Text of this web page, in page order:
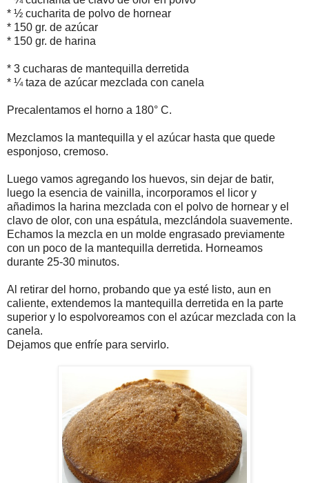
* ½ cucharita de polvo de hornear
* 150 gr. de azúcar
* 150 gr. de harina
* 3 cucharas de mantequilla derretida
* ¼ taza de azúcar mezclada con canela
Precalentamos el horno a 180° C.
Mezclamos la mantequilla y el azúcar hasta que quede
esponjoso, cremoso.
Luego vamos agregando los huevos, sin dejar de batir,
luego la esencia de vainilla, incorporamos el licor y
añadimos la harina mezclada con el polvo de hornear y el
clavo de olor, con una espátula, mezclándola suavemente.
Echamos la mezcla en un molde engrasado previamente
con un poco de la mantequilla derretida. Horneamos
durante 25-30 minutos.
Al retirar del horno, probando que ya esté listo, aun en
caliente, extendemos la mantequilla derretida en la parte
superior y lo espolvoreamos con el azúcar mezclada con la
canela.
Dejamos que enfríe para servirlo.